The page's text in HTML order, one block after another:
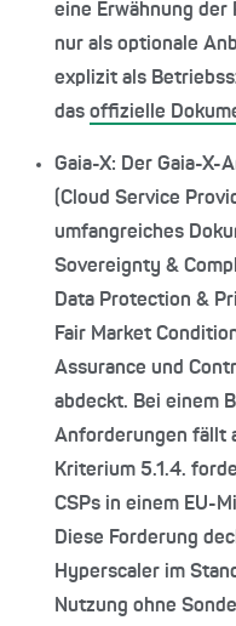
eine Erwähnung der
nur als optionale
explizit als
das offizielle
Gaia-X: Der Gaia-X-
(Cloud Service
umfangreiches
Sovereignty &
Data Protection &
Fair Market
Assurance und
abdeckt. Bei einem
Anforderungen fällt
Kriterium 5.1.4.
CSPs in einem EU-
Diese Forderung
Hyperscaler im
Nutzung ohne